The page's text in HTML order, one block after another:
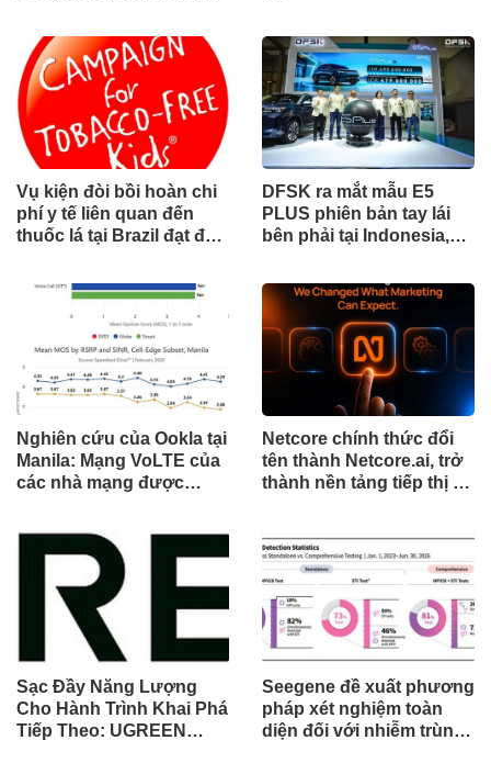
công nghiệp
Vụ kiện đòi bồi hoàn chi
phí y tế liên quan đến
thuốc lá tại Brazil đạt đến
tòa án chuẩn bị ra phán
DFSK ra mắt mẫu E5
PLUS phiên bản tay lái
bên phải tại Indonesia,
trong hành trình mở rộng
toàn cầu
Nghiên cứu của Ookla tại
Manila: Mạng VoLTE của
các nhà mạng được
về chất lượng và độ tin
cậy của cuộc gọi thoại
Netcore chính thức đổi
tên thành Netcore.ai, trở
thành nền tảng tiếp thị tự
trưởng khách hàng
Sạc Đầy Năng Lượng
Cho Hành Trình Khai Phá
Tiếp Theo: UGREEN
Seegene đề xuất phương
pháp xét nghiệm toàn
diện đối với nhiễm trùng